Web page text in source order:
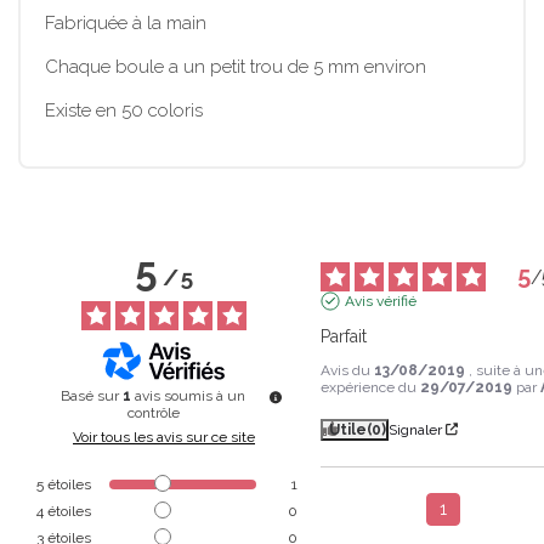
Fabriquée à la main
Chaque boule a un petit trou de 5 mm environ
Existe en 50 coloris
5/5
Basé sur 1 avis soumis à un
contrôle
Voir tous les avis sur ce site
5 étoiles
1
4 étoiles
0
3 étoiles 0
5/
Avis vérifié
Parfait
Avis du 13/08/2019 , suite à
expérience du 29/07/2019 par
Utile(0) Signaler
1